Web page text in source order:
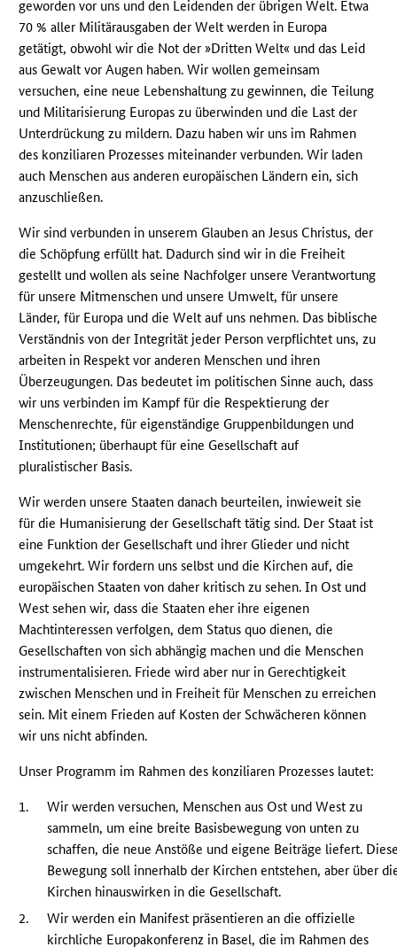
geworden vor uns und den Leidenden der übrigen Welt. Etwa
70 % aller Militärausgaben der Welt werden in Europa
getätigt, obwohl wir die Not der »Dritten Welt« und das Leid
aus Gewalt vor Augen haben. Wir wollen gemeinsam
versuchen, eine neue Lebenshaltung zu gewinnen, die Teilung
und Militarisierung Europas zu überwinden und die Last der
Unterdrückung zu mildern. Dazu haben wir uns im Rahmen
des konziliaren Prozesses miteinander verbunden. Wir laden
auch Menschen aus anderen europäischen Ländern ein, sich
anzuschließen.
Wir sind verbunden in unserem Glauben an Jesus Christus, der
die Schöpfung erfüllt hat. Dadurch sind wir in die Freiheit
gestellt und wollen als seine Nachfolger unsere Verantwortung
für unsere Mitmenschen und unsere Umwelt, für unsere
Länder, für Europa und die Welt auf uns nehmen. Das biblische
Verständnis von der Integrität jeder Person verpflichtet uns, zu
arbeiten in Respekt vor anderen Menschen und ihren
Überzeugungen. Das bedeutet im politischen Sinne auch, dass
wir uns verbinden im Kampf für die Respektierung der
Menschenrechte, für eigenständige Gruppenbildungen und
Institutionen; überhaupt für eine Gesellschaft auf
pluralistischer Basis.
Wir werden unsere Staaten danach beurteilen, inwieweit sie
für die Humanisierung der Gesellschaft tätig sind. Der Staat ist
eine Funktion der Gesellschaft und ihrer Glieder und nicht
umgekehrt. Wir fordern uns selbst und die Kirchen auf, die
europäischen Staaten von daher kritisch zu sehen. In Ost und
West sehen wir, dass die Staaten eher ihre eigenen
Machtinteressen verfolgen, dem Status quo dienen, die
Gesellschaften von sich abhängig machen und die Menschen
instrumentalisieren. Friede wird aber nur in Gerechtigkeit
zwischen Menschen und in Freiheit für Menschen zu erreichen
sein. Mit einem Frieden auf Kosten der Schwächeren können
wir uns nicht abfinden.
Unser Programm im Rahmen des konziliaren Prozesses lautet:
1.
Wir werden versuchen, Menschen aus Ost und West zu
sammeln, um eine breite Basisbewegung von unten zu
schaffen, die neue Anstöße und eigene Beiträge liefert.
Bewegung soll innerhalb der Kirchen entstehen, aber über
Kirchen hinauswirken in die Gesellschaft.
2.
Wir werden ein Manifest präsentieren an die offizielle
kirchliche Europakonferenz in Basel, die im Rahmen des